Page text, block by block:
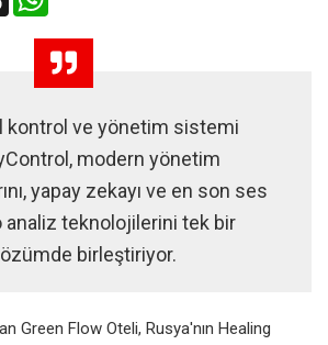
kontrol ve yönetim sistemi
modern yönetim
yapay zekayı ve en son ses
analiz teknolojilerini tek bir
birleştiriyor.
Green Flow Oteli, Rusya'nın Healing